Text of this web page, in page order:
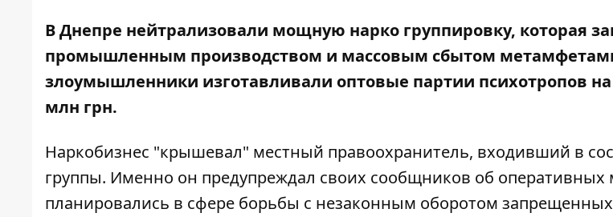
В Днепре нейтрализовали мощную нарко группировку, которая
промышленным производством и массовым сбытом
злоумышленники изготавливали оптовые партии психотропов
млн грн.
Наркобизнес "крышевал" местный правоохранитель, входивший в
группы. Именно он предупреждал своих сообщников об оперативных
планировались в сфере борьбы с незаконным оборотом